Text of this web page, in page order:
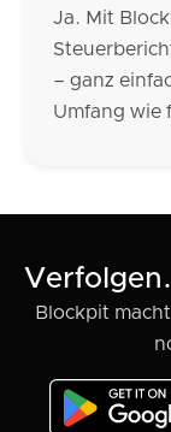
Ja. Mit
– ganz
Umfang wie
Blockpit